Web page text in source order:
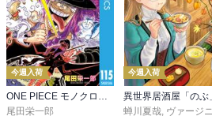
今週入荷
尾田栄一郎
今週入荷
蝉川夏哉 ヴァージニア二等兵